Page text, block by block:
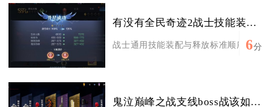
有没有全民奇迹2战士技能装配顺序的指导
战士通用技能装配与释放标准顺序分为
6分
鬼泣巅峰之战支线boss战该如何应对